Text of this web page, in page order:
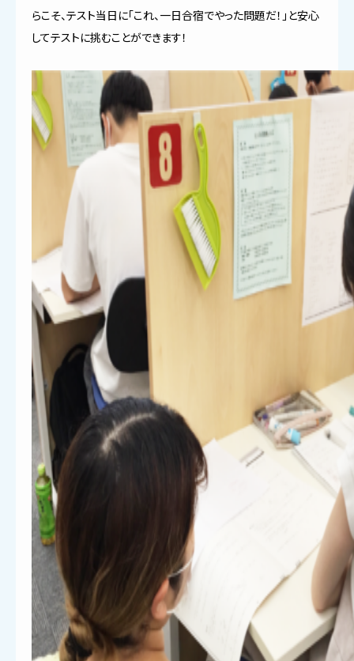
らこそ、テスト当日に「これ、一日合宿でやった問題だ！」と安心
してテストに挑むことができます！